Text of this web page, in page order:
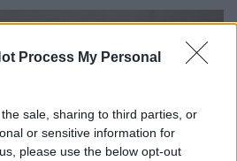
Process My Personal
sale, sharing to third parties, or
or sensitive information for
please use the below opt-out